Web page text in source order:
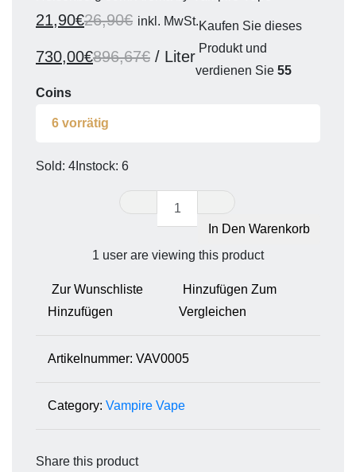
26,90€
21,90€ inkl. MwSt.
896,67€
730,00€ / Liter
Kaufen Sie dieses
Produkt und
verdienen Sie 55
Coins
6 vorrätig
Sold: 4 Instock: 6
In Den Warenkorb
1 user are viewing this product
Zur Wunschliste
Hinzufügen
Hinzufügen Zum
Vergleichen
Artikelnummer: VAV0005
Category: Vampire Vape
Share this product